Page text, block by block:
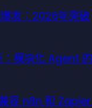
发：2026年突破
模块化 Agent
容 n8n 和